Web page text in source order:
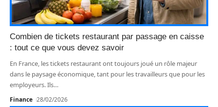
Combien de tickets restaurant par passage en caisse
: tout ce que vous devez savoir
En France, les tickets restaurant ont toujours joué un rôle majeur
dans le paysage économique, tant pour les travailleurs que pour les
employeurs. Ils…
Finance 28/02/2026